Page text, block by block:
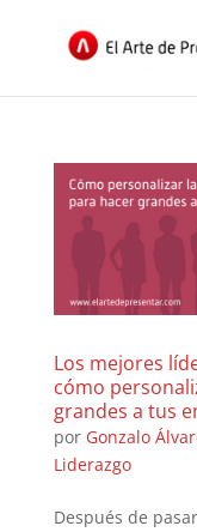
Los mejores
cómo
grandes a tus
por Gonzalo
Liderazgo
Después de